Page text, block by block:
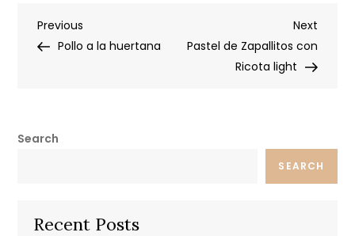
Post
Previous
Post
Previous
Pollo a la huertana
Next
Post
Next
Pastel de Zapallitos con
Ricota light
Search
SEARCH
Recent Posts